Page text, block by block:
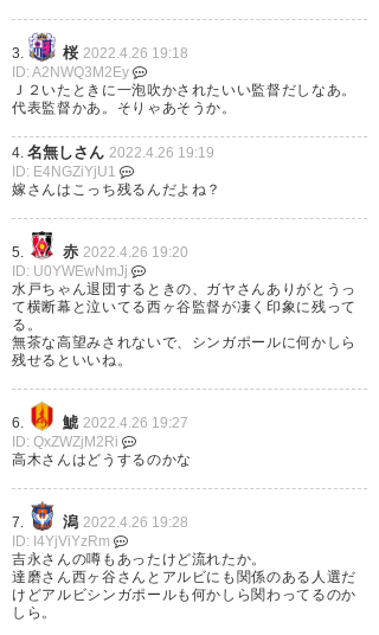
西ヶ谷さんまじかい
— かかーみ (ff_msk)2022, 4月
25
シンガポール代表監督になった
西ヶ谷隆之さんは2年契約か。
前任の吉田達磨さんの時アシス
タントコーチだった飯塚浩一郎
入るそう。 Football: I’ll give
my all, says new L…
https://t.co/bFK0cRXdwJ
— hakkimm (hakkimm20)
2022, 4月 25
3. 桜 2022.4.26 19:18
ID: A2NWQ3M2Ey
Ｊ２いたときに一泡吹かされたいい監督だしなあ。
代表監督かあ。そりゃあそうか。
4. 名無しさん 2022.4.26 19:19
ID: E4NGZiYjU1
嫁さんはこっち残るんだよね？
5. 赤 2022.4.26 19:20
ID: U0YWEwNmJj
水戸ちゃん退団するときの、ガヤさんありがとうっ
て横断幕と泣いてる西ヶ谷監督が凄く印象に残って
る。
無茶な高望みされないで、シンガポールに何かしら
残せるといいね。
6. 鯱 2022.4.26 19:27
ID: QxZWZjM2Ri
高木さんはどうするのかな
7. 潟 2022.4.26 19:28
ID: I4YjViYzRm
吉永さんの噂もあったけど流れたか。
達磨さん西ヶ谷さんとアルビにも関係のある人選だ
けどアルビシンガポールも何かしら関わってるのか
しら。